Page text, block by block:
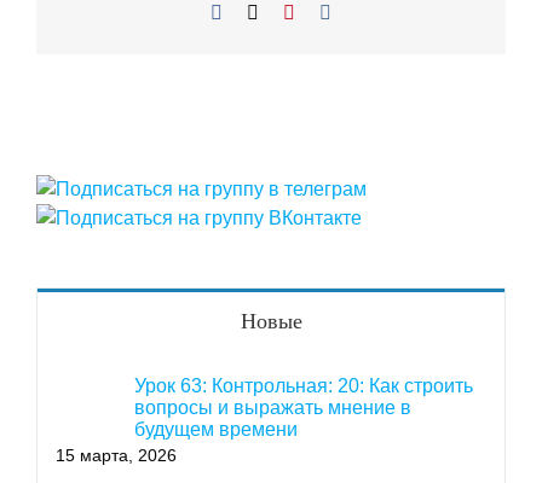
Facebook Pinterest
Новые
Урок 63: Контрольная: 20: Как строить
вопросы и выражать мнение в
будущем времени
15 марта, 2026